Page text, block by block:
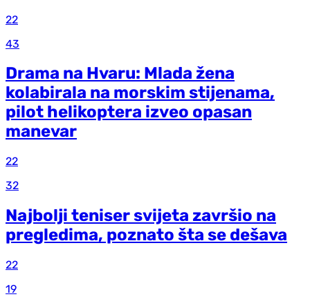
22
43
Drama na Hvaru: Mlada žena
kolabirala na morskim stijenama,
pilot helikoptera izveo opasan
manevar
22
32
Najbolji teniser svijeta završio na
pregledima, poznato šta se dešava
22
19